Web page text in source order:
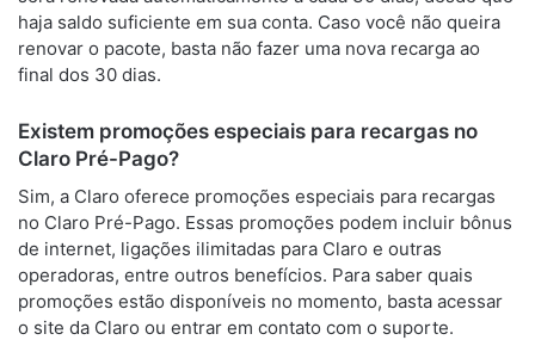
haja saldo suficiente em sua conta. Caso você não queira
renovar o pacote, basta não fazer uma nova recarga ao
final dos 30 dias.
Existem promoções especiais para recargas no
Claro Pré-Pago?
Sim, a Claro oferece promoções especiais para recargas
no Claro Pré-Pago. Essas promoções podem incluir bônus
de internet, ligações ilimitadas para Claro e outras
operadoras, entre outros benefícios. Para saber quais
promoções estão disponíveis no momento, basta acessar
o site da Claro ou entrar em contato com o suporte.